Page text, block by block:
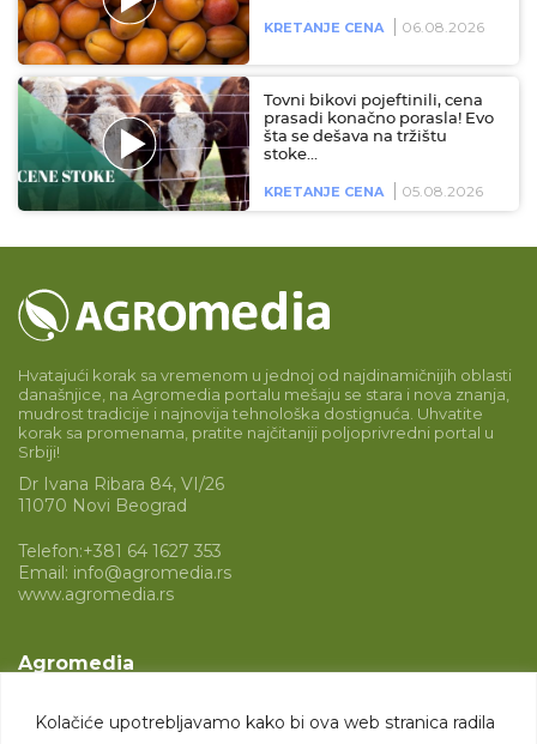
Kolačiće upotrebljavamo kako bi ova web stranica radila
KRETANJE CENA 06.08.2026
Tovni bikovi pojeftinili, cena
prasadi konačno porasla! Evo
šta se dešava na tržištu
stoke…
KRETANJE CENA 05.08.2026
Hvatajući korak sa vremenom u jednoj od najdinamičnijih oblasti
današnjice, na Agromedia portalu mešaju se stara i nova znanja,
mudrost tradicije i najnovija tehnološka dostignuća. Uhvatite
korak sa promenama, pratite najčitaniji poljoprivredni portal u
Srbiji!
Dr Ivana Ribara 84, VI/26
11070 Novi Beograd
Telefon:+381 64 1627 353
Email: info@agromedia.rs
www.agromedia.rs
Agromedia